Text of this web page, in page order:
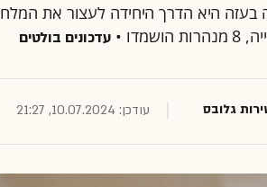
היא הדרך היחידה לעצור את
•
עדכונים בולטים
גלובס עודכן: 10.07.2024, 21:27